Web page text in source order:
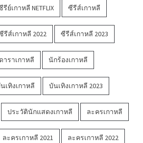
รีย์เกาหลี NETFLIX ซีรีส์เกาหลี
รีส์เกาหลี 2022 ซีรีส์เกาหลี 2023
ดาราเกาหลี นักร้องเกาหลี
เทิงเกาหลี บันเทิงเกาหลี 2023
ประวัตินักแสดงเกาหลี ละครเกาหลี
ละครเกาหลี 2021 ละครเกาหลี 2022